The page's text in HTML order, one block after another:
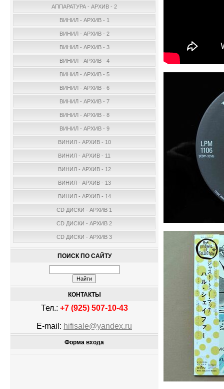
АППАРАТУРА - АРХИВ - 2
ВИНИЛ - АРХИВ - 1
ВИНИЛ - АРХИВ - 2
ВИНИЛ - АРХИВ - 3
ВИНИЛ - АРХИВ - 4
ВИНИЛ - АРХИВ - 5
ВИНИЛ - АРХИВ - 6
ВИНИЛ - АРХИВ - 7
ВИНИЛ - АРХИВ - 8
ВИНИЛ - АРХИВ - 9
ВИНИЛ - АРХИВ - 10
ВИНИЛ - АРХИВ - 11
ВИНИЛ - АРХИВ - 12
ВИНИЛ - АРХИВ - 13
ВИНИЛ - АРХИВ - 14
CD ДИСКИ - АРХИВ 1
CD ДИСКИ - АРХИВ 2
CD ДИСКИ - АРХИВ 3
ПОИСК ПО САЙТУ
КОНТАКТЫ
Тел.: +7 (925) 507-10-43
E-mail: hifisale@yandex.ru
Форма входа